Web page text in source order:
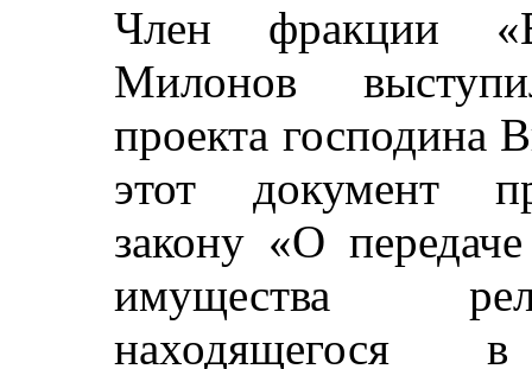
Член фракции
Милонов
проекта господина
этот документ
закону «О
имущества
находящегося